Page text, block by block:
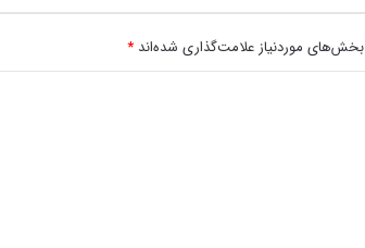
بخش‌های موردنیاز علامت‌گذاری شده‌اند *